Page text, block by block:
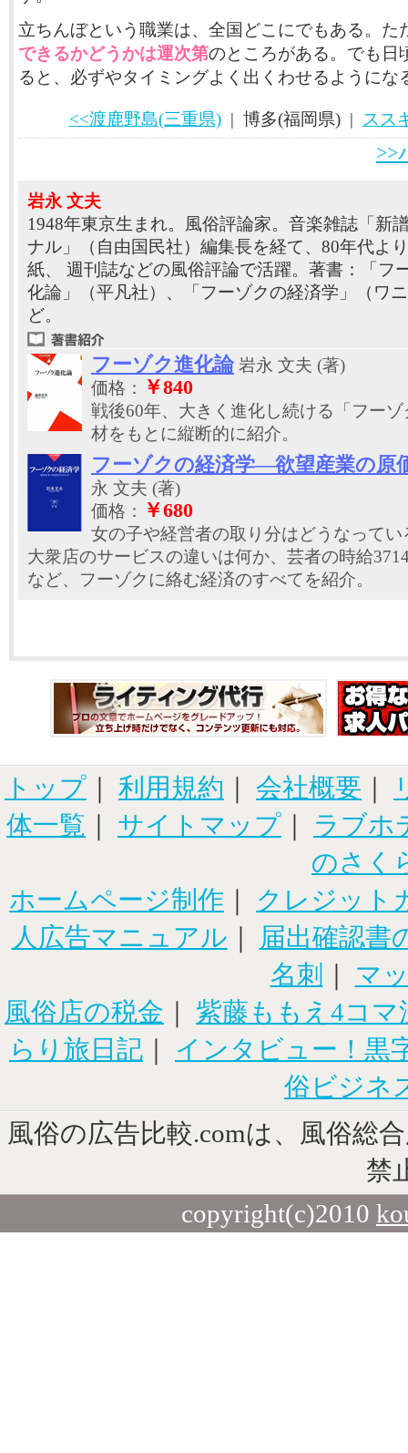
立ちんぼという職業は、全国どこにでもある。た
できるかどうかは運次第のところがある。でも日
ると、必ずやタイミングよく出くわせるようにな
<<渡鹿野島(三重県)| 博多(福岡県) | スス
>>
岩永 文夫
1948年東京生まれ。風俗評論家。音楽雑誌「新
ナル」（自由国民社）編集長を経て、80年代よ
紙、 週刊誌などの風俗評論で活躍。著書：「フ
化論」（平凡社）、「フーゾクの経済学」（ワ
ど。
フーゾク進化論 岩永 文夫 (著)
価格：
￥840
戦後60年、大きく進化し続ける「フー
材をもとに縦断的に紹介。
フーゾクの経済学―欲望産業の原
永 文夫 (著)
価格：
￥680
女の子や経営者の取り分はどうなって
大衆店のサービスの違いは何か、芸者の時給
など、フーゾクに絡む経済のすべてを紹介。
トップ ｜ 利用規約 ｜ 会社概要 ｜
体一覧 ｜ サイトマップ ｜ ラブホ
のさく
ホームページ制作 ｜ クレジット
人広告マニュアル ｜
届出確認書
名刺
｜ マ
風俗店の税金 ｜ 紫藤ももえ4コマ
らり旅日記 ｜ インタビュー！黒
俗ビジネ
風俗の広告比較.comは、風俗総
禁
copyright(c)2010